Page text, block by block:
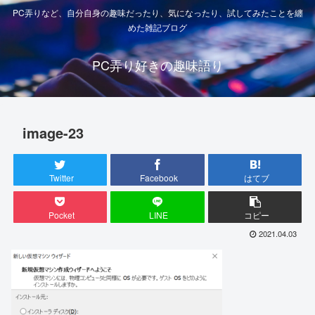
PC弄りなど、自分自身の趣味だったり、気になったり、試してみたことを纏
めた雑記ブログ
PC弄り好きの趣味語り
image-23
Twitter Facebook はてブ
Pocket LINE コピー
2021.04.03